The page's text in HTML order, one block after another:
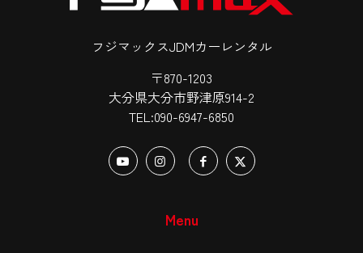
フジマックスJDMカーレンタル
〒870-1203
大分県大分市野津原914-2
TEL:090-6947-6850
Menu